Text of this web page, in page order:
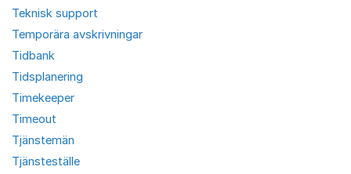
Teknisk support
Temporära avskrivningar
Tidbank
Tidsplanering
Timekeeper
Timeout
Tjänstemän
Tjänsteställe